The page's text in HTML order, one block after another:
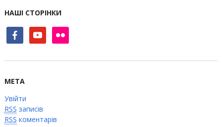
НАШІ СТОРІНКИ
facebookyoutube flickr
МЕТА
Увійти
RSS записів
RSS коментарів